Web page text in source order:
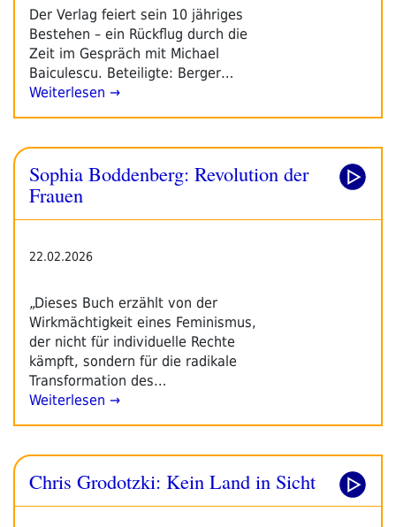
Der Verlag feiert sein 10 jähriges
Bestehen – ein Rückflug durch die
Zeit im Gespräch mit Michael
Baiculescu. Beteiligte: Berger…
Weiterlesen →
Sophia Boddenberg: Revolution der
Frauen
22.02.2026
„Dieses Buch erzählt von der
Wirkmächtigkeit eines Feminismus,
der nicht für individuelle Rechte
kämpft, sondern für die radikale
Transformation des…
Weiterlesen →
Chris Grodotzki: Kein Land in Sicht